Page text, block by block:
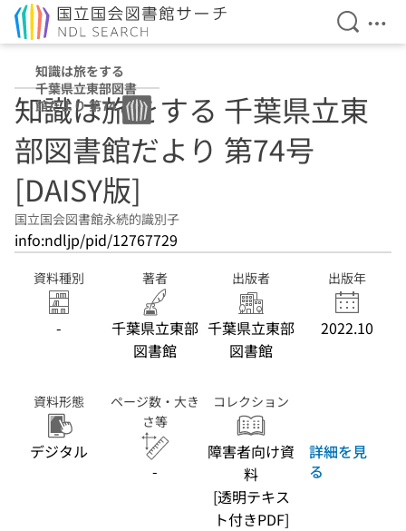
検索を
メ
知識は旅をする
千葉県立東部図書
館だより 第74号
[DAISY版]
知識は旅をする 千葉県立東
部図書館だより 第74号
[DAISY版]
国立国会図書館永続的識別子
info:ndljp/pid/12767729
資料種別
-
著者
千葉県立東部
図書館
出版者
千葉県立東部
図書館
出版年
2022.10
資料形態
デジタル
ページ数・大き
さ等
-
コレクション
障害者向け資
料
[透明テキス
ト付きPDF]
詳細を見
る